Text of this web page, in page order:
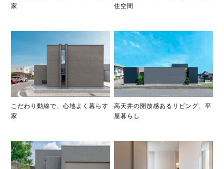
家
住空間
こだわり動線で、心地よく暮らす
家
高天井の開放感あるリビング、平
屋暮らし